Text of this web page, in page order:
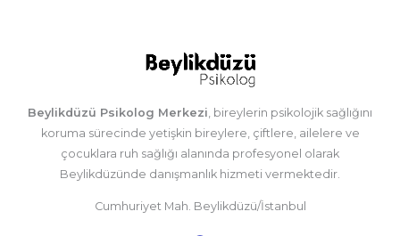
Beylikdüzü Psikolog Merkezi, bireylerin psikolojik sağlığını
koruma sürecinde yetişkin bireylere, çiftlere, ailelere ve
çocuklara ruh sağlığı alanında profesyonel olarak
Beylikdüzünde danışmanlık hizmeti vermektedir.
Cumhuriyet Mah. Beylikdüzü/İstanbul